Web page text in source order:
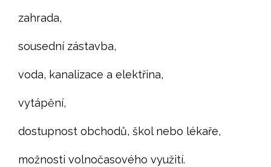
zahrada,
sousední zástavba,
voda, kanalizace a elektřina,
vytápění,
dostupnost obchodů, škol nebo lékaře,
možnosti volnočasového využití.